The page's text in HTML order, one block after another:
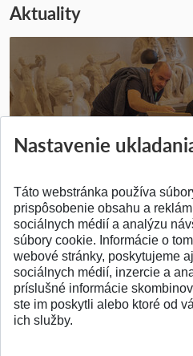
Aktuality
Pridané 14.07.2026
SPÄŤ
Nastavenie
Táto webstránka používa
prispôsobenie obsahu a
sociálnych médií a analýzu
súbory cookie. Informácie o
webové stránky, poskytujeme
sociálnych médií, inzercie a
príslušné informácie
ste im poskytli alebo ktoré od
ich služby.